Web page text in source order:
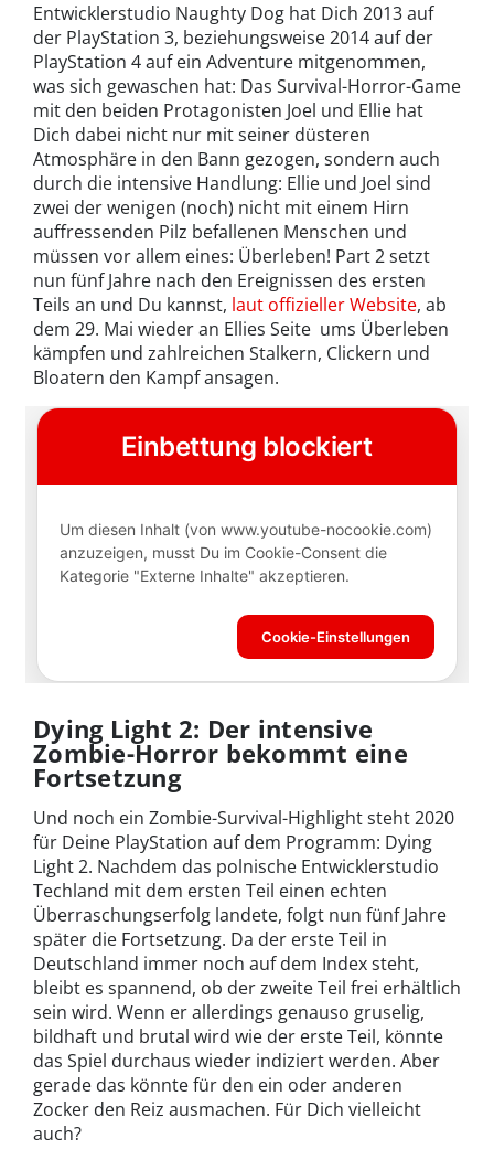
Entwicklerstudio Naughty Dog hat Dich 2013 auf
der PlayStation 3, beziehungsweise 2014 auf der
PlayStation 4 auf ein Adventure mitgenommen,
was sich gewaschen hat: Das Survival-Horror-Game
mit den beiden Protagonisten Joel und Ellie hat
Dich dabei nicht nur mit seiner düsteren
Atmosphäre in den Bann gezogen, sondern auch
durch die intensive Handlung: Ellie und Joel sind
zwei der wenigen (noch) nicht mit einem Hirn
auffressenden Pilz befallenen Menschen und
müssen vor allem eines: Überleben! Part 2 setzt
nun fünf Jahre nach den Ereignissen des ersten
Teils an und Du kannst, laut offizieller Website, ab
dem 29. Mai wieder an Ellies Seite ums Überleben
kämpfen und zahlreichen Stalkern, Clickern und
Bloatern den Kampf ansagen.
Dying Light 2: Der intensive
Zombie-Horror bekommt eine
Fortsetzung
Und noch ein Zombie-Survival-Highlight steht 2020
für Deine PlayStation auf dem Programm: Dying
Light 2. Nachdem das polnische Entwicklerstudio
Techland mit dem ersten Teil einen echten
Überraschungserfolg landete, folgt nun fünf Jahre
später die Fortsetzung. Da der erste Teil in
Deutschland immer noch auf dem Index steht,
bleibt es spannend, ob der zweite Teil frei erhältlich
sein wird. Wenn er allerdings genauso gruselig,
bildhaft und brutal wird wie der erste Teil, könnte
das Spiel durchaus wieder indiziert werden. Aber
gerade das könnte für den ein oder anderen
Zocker den Reiz ausmachen. Für Dich vielleicht
auch?